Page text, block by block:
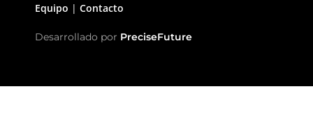
Equipo | Contacto
Desarrollado por PreciseFuture